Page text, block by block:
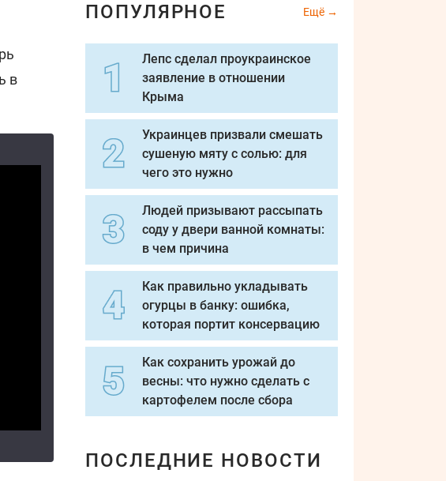
в
ПОПУЛЯРНОЕ Ещё
Лепс сделал проукраинское
заявление в отношении
Крыма
Украинцев призвали смешать
сушеную мяту с солью: для
чего это нужно
Людей призывают рассыпать
соду у двери ванной комнаты:
в чем причина
Как правильно укладывать
огурцы в банку: ошибка,
которая портит консервацию
Как сохранить урожай до
весны: что нужно сделать с
картофелем после сбора
ПОСЛЕДНИЕ НОВОСТИ